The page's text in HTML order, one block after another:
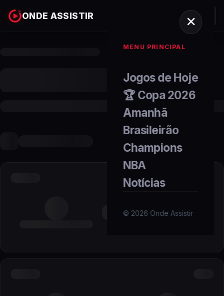
ONDE ASSISTIR
MENU PRINCIPAL
Jogos de Hoje
🏆 Copa 2026
Amanhã
Brasileirão
Champions
NBA
Notícias
© 2026 Onde Assistir